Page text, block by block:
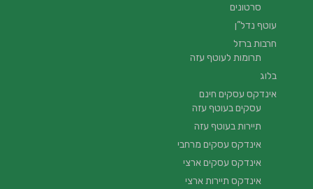
סרטונים
עוטף נדל”ן
חרבות ברזל
תרומות לעוטף עזה
בלוג
אינדקס עסקים חינם
עסקים בעוטף עזה
תיירות בעוטף עזה
אינדקס עסקים מרחבי
אינדקס עסקים ארצי
אינדקס תיירות ארצי